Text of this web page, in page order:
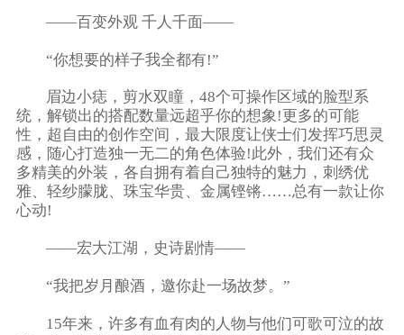
——百变外观 千人千面——
“你想要的样子我全都有!”
眉边小痣，剪水双瞳，48个可操作区域的脸型系
统，解锁出的搭配数量远超乎你的想象!更多的可能
性，超自由的创作空间，最大限度让侠士们发挥巧思灵
感，随心打造独一无二的角色体验!此外，我们还有众
多精美的外装，各自拥有着自己独特的魅力，刺绣优
雅、轻纱朦胧、珠宝华贵、金属铿锵……总有一款让你
心动!
——宏大江湖，史诗剧情——
“我把岁月酿酒，邀你赴一场故梦。”
15年来，许多有血有肉的人物与他们可歌可泣的故